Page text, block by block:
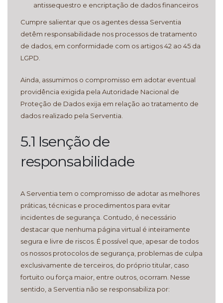
antissequestro e encriptação de dados financeiros
Cumpre salientar que os agentes dessa Serventia
detêm responsabilidade nos processos de tratamento
de dados, em conformidade com os artigos 42 ao 45 da
LGPD.
Ainda, assumimos o compromisso em adotar eventual
providência exigida pela Autoridade Nacional de
Proteção de Dados exija em relação ao tratamento de
dados realizado pela Serventia.
5.1 Isenção de
responsabilidade
A Serventia tem o compromisso de adotar as melhores
práticas, técnicas e procedimentos para evitar
incidentes de segurança. Contudo, é necessário
destacar que nenhuma página virtual é inteiramente
segura e livre de riscos. É possível que, apesar de todos
os nossos protocolos de segurança, problemas de culpa
exclusivamente de terceiros, do próprio titular, caso
fortuito ou força maior, entre outros, ocorram. Nesse
sentido, a Serventia não se responsabiliza por: